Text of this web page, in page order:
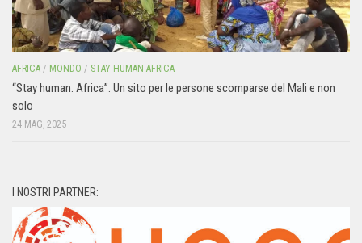
AFRICA / MONDO / STAY HUMAN AFRICA
“Stay human. Africa”. Un sito per le persone scomparse del Mali e non
solo
24 MAG, 2025
I NOSTRI PARTNER: